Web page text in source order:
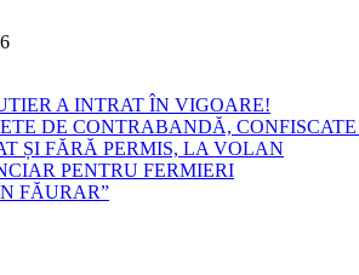
A INTRAT ÎN VIGOARE!
DE CONTRABANDĂ,
ȘI FĂRĂ PERMIS, LA VOLAN
PENTRU FERMIERI
FĂURAR”